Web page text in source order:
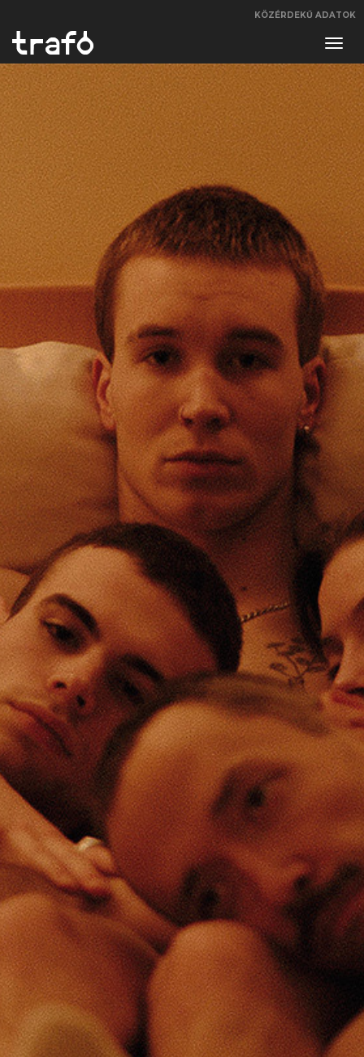
KÖZÉRDEKŰ ADATOK